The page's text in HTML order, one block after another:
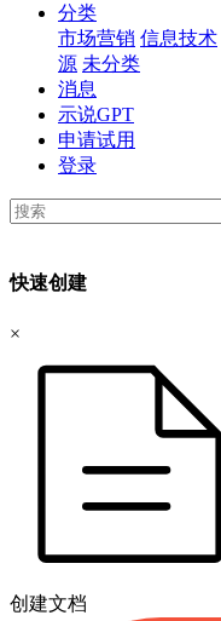
分类
市场营销 信息技术
源 未分类
消息
示说GPT
申请试用
登录
快速创建
×
创建文档